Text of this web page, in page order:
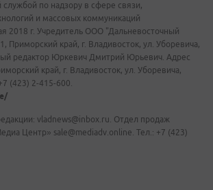
по надзору в сфере связи,
и массовых коммуникаций
2018 г. Учредитель ООО "Дальневосточный
Приморский край, г. Владивосток, ул. Уборевича,
редактор Юркевич Дмитрий Юрьевич. Адрес
край, г. Владивосток, ул. Уборевича,
(423) 2-415-600.
vladnews@inbox.ru. Отдел продаж
Центр» sale@mediadv.online. Тел.: +7 (423)